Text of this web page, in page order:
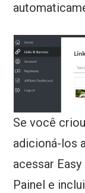
Se você
adicioná-los
acessar
Painel e